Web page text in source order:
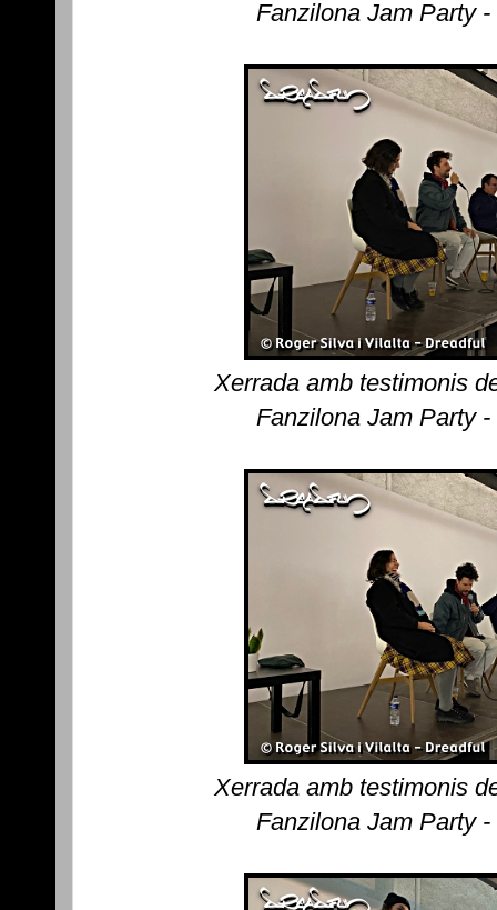
Fanzilona Jam Party
Xerrada amb testimonis
Fanzilona Jam Party
Xerrada amb testimonis
Fanzilona Jam Party